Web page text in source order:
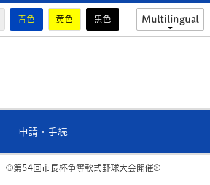
青色 黄色 黒色 Multilingual
申請・手続
⚾第54回市長杯争奪軟式野球大会開催⚾